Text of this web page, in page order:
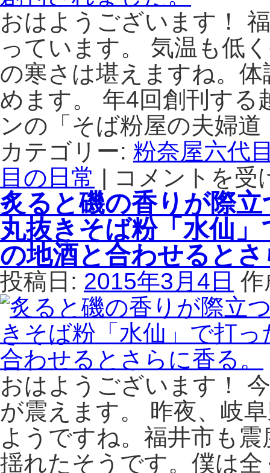
っ
た
野
市
で
作
ら
れ
る。
は
は、
手
打
そ
ば
で
寒
ブ
リ
の
蕎
麦
す
き
鍋
や
水
が
に
（ず
ぼ
が
に）
と
地
酒
を
味
わ
い
大
おはようございます！
っています。 気温も低
の寒さは堪えますね。
めます。 年4回創刊する
ンの「そば粉屋の夫婦
カテゴリー: 粉奈屋六代
目の日常 |
越
前
そ
ば
粉
製
造
元
カ
ガ
セ
イ
フ
ン
の
「そ
ば
粉
屋
の
夫
コメントを受
炙ると磯の香りが際
丸抜きそば粉「水仙
の地酒と合わせると
投稿日: 2015年3月4日 作
おはようございます！
が震えます。 昨夜、岐
ようですね。福井市も
揺れたそうです。僕は